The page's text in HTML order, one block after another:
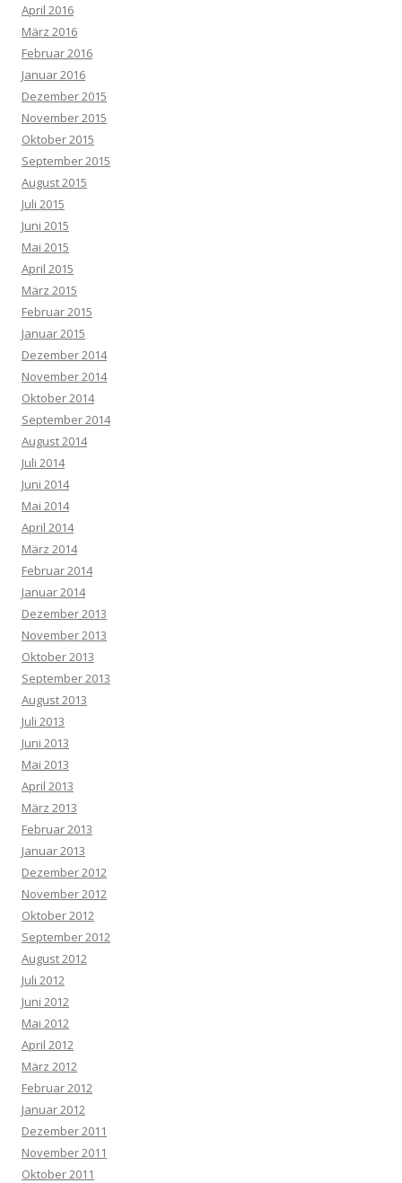
April 2016
März 2016
Februar 2016
Januar 2016
Dezember 2015
November 2015
Oktober 2015
September 2015
August 2015
Juli 2015
Juni 2015
Mai 2015
April 2015
März 2015
Februar 2015
Januar 2015
Dezember 2014
November 2014
Oktober 2014
September 2014
August 2014
Juli 2014
Juni 2014
Mai 2014
April 2014
März 2014
Februar 2014
Januar 2014
Dezember 2013
November 2013
Oktober 2013
September 2013
August 2013
Juli 2013
Juni 2013
Mai 2013
April 2013
März 2013
Februar 2013
Januar 2013
Dezember 2012
November 2012
Oktober 2012
September 2012
August 2012
Juli 2012
Juni 2012
Mai 2012
April 2012
März 2012
Februar 2012
Januar 2012
Dezember 2011
November 2011
Oktober 2011